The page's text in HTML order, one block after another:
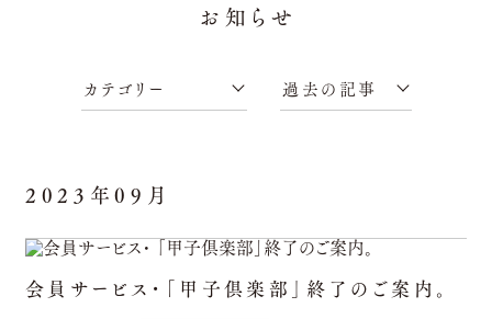
お知らせ
2023年09月
会員サービス・「甲子倶楽部」終了のご案内。